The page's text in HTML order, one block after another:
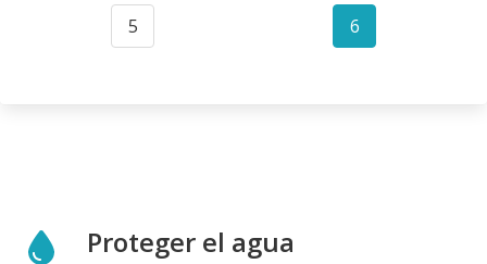
Page
5
Current
6
Proteger el agua